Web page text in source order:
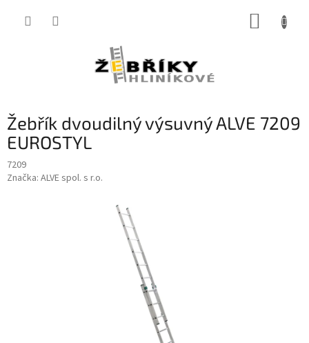
Žebřík dvoudilný výsuvný ALVE 7209
EUROSTYL
7209
Značka: ALVE spol. s r.o.